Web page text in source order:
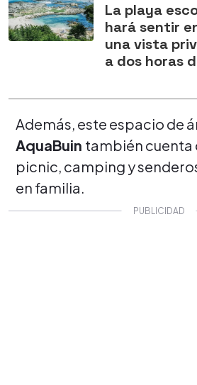
La playa
hará sentir
una vista
a dos horas
Además, este espacio de
AquaBuin también cuenta
picnic, camping y
en familia.